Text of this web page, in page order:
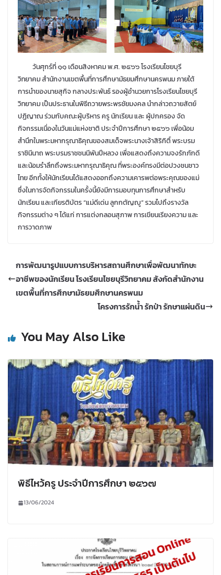
วันศุกร์ที่ ๑๑ เดือนสิงหาคม พ.ศ. ๒๕๖๖ โรงเรียนไชยบุรี
วิทยาคม สำนักงานเขตพื้นที่การศึกษามัธยมศึกษานครพนม ภายใต้
การนำของนายสุกิจ กลางประพันธ์ รองผู้อำนวยการโรงเรียนไชยบุรี
วิทยาคม เป็นประธานในพิธีถวายพระพรชัยมงคล นำกล่าวถวายสัตย์
ปฏิญาณ ร่วมกับคณะผู้บริหาร ครู นักเรียน และ ผู้ปกครอง จัด
กิจกรรมเนื่องในวันแม่แห่งชาติ ประจำปีการศึกษา ๒๕๖๖ เพื่อน้อม
สำนึกในพระมหากรุณาธิคุณของสมเด็จพระนางเจ้าสิริกิติ์ พระบรม
ราชินีนาถ พระบรมราชชนนีพันปีหลวง เพื่อแสดงถึงความจงรักภักดี
และน้อมรำลึกถึงพระมหากรุณาธิคุณ ที่พระองค์ทรงมีต่อปวงชนชาว
ไทย อีกทั้งให้นักเรียนได้แสดงออกถึงความเคารพต่อพระคุณของแม่
ซึ่งในการจัดกิจกรรมในครั้งนี้ยังมีการมอบทุนการศึกษาสำหรับ
นักเรียน และเกียรติบัตร “แม่ดีเด่น ลูกกตัญญู” รวมไปถึงรางวัล
กิจกรรมต่าง ๆ ได้แก่ การแต่งกลอนสุภาพ การเขียนเรียงความ และ
การวาดภาพ
การพัฒนารูปแบบการบริหารสถานศึกษาเพื่อพัฒนาทักษะ
อาชีพของนักเรียน โรงเรียนไชยบุรีวิทยาคม สังกัดสำนักงาน
เขตพื้นที่การศึกษามัธยมศึกษานครพนม
โครงการรักน้ำ รักป่า รักษาแผ่นดิน
You May Also Like
พิธีไหว้ครู ประจำปีการศึกษา ๒๕๖๗
13/06/2024